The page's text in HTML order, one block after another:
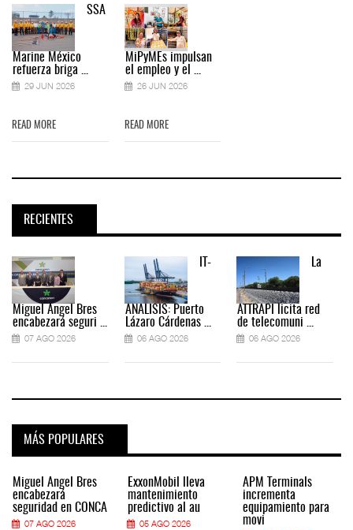
SSA
Marine México
refuerza briga ...
29 JUN 2026
READ MORE
MiPyMEs impulsan
el empleo y el ...
26 JUN 2026
READ MORE
RECIENTES
Miguel Ángel Bres
encabezará seguri ...
07 AGO 2026
IT-
ANÁLISIS: Puerto
Lázaro Cárdenas ...
06 AGO 2026
La
ATTRAPI licita red
de telecomuni ...
06 AGO 2026
MÁS POPULARES
Miguel Ángel Bres
encabezará
seguridad en CONCA
07 AGO 2026
ExxonMobil lleva
mantenimiento
predictivo al au
05 AGO 2026
APM Terminals
incrementa
equipamiento para
movi